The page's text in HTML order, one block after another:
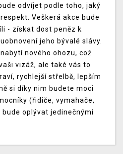
odvíjet podle toho, jaký
Veškerá akce bude
- získat dost peněz k
jeho bývalé slávy.
nového ohozu, což
vizáž, ale také vás to
rychlejší střelbě, lepším
si díky nim budete moci
(řidiče, vymahače,
oplývat jedinečnými